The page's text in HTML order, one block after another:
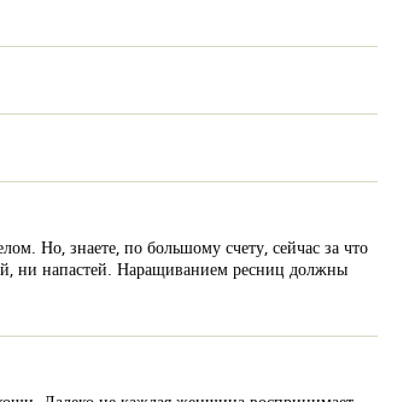
Но, знаете, по большому счету, сейчас за что
ни напастей. Наращиванием ресниц должны